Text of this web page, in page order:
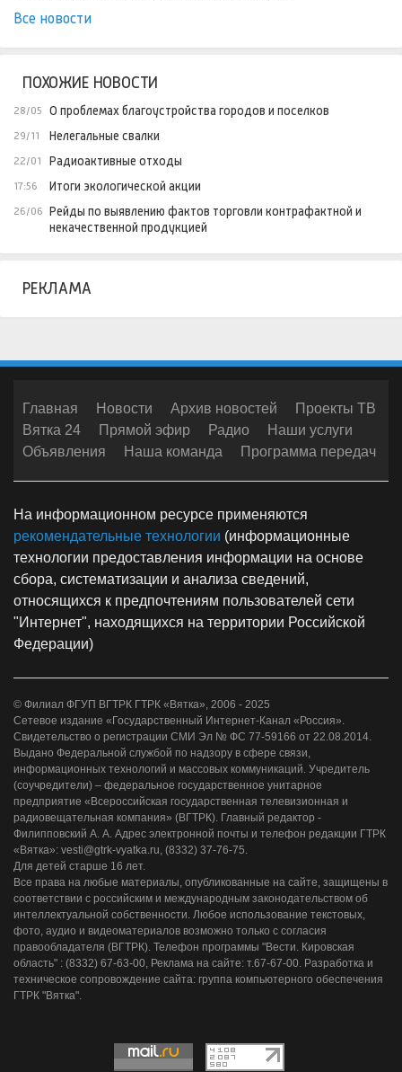
Все новости
ПОХОЖИЕ НОВОСТИ
28/05 О проблемах благоустройства городов и поселков
29/11 Нелегальные свалки
22/01 Радиоактивные отходы
17:56 Итоги экологической акции
26/06 Рейды по выявлению фактов торговли контрафактной и
некачественной продукцией
РЕКЛАМА
Главная Новости Архив новостей
Проекты ТВ
Вятка 24
Прямой эфир Радио
Наши услуги
Объявления
Наша команда Программа передач
На информационном ресурсе применяются
рекомендательные технологии (информационные
технологии предоставления информации на основе
сбора, систематизации и анализа сведений,
относящихся к предпочтениям пользователей сети
"Интернет", находящихся на территории Российской
Федерации)
© Филиал ФГУП ВГТРК ГТРК «Вятка», 2006 - 2025
Сетевое издание «Государственный Интернет-Канал «Россия».
Свидетельство о регистрации СМИ Эл № ФС 77-59166 от 22.08.2014.
Выдано Федеральной службой по надзору в сфере связи,
информационных технологий и массовых коммуникаций. Учредитель
(соучредители) – федеральное государственное унитарное
предприятие «Всероссийская государственная телевизионная и
радиовещательная компания» (ВГТРК). Главный редактор -
Филипповский А. А. Адрес электронной почты и телефон редакции ГТРК
«Вятка»: vesti@gtrk-vyatka.ru, (8332) 37-76-75.
Для детей старше 16 лет.
Все права на любые материалы, опубликованные на сайте, защищены в
соответствии с российским и международным законодательством об
интеллектуальной собственности. Любое использование текстовых,
фото, аудио и видеоматериалов возможно только с согласия
правообладателя (ВГТРК). Телефон программы "Вести. Кировская
область" : (8332) 67-63-00, Реклама на сайте: т.67-67-00. Разработка и
техническое сопровождение сайта: группа компьютерного обеспечения
ГТРК "Вятка".